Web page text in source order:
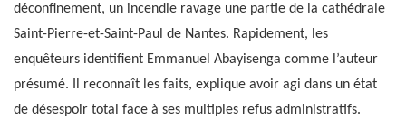
déconfinement, un incendie ravage une partie de la cathédrale
Saint-Pierre-et-Saint-Paul de Nantes. Rapidement, les
enquêteurs identifient Emmanuel Abayisenga comme l’auteur
présumé. Il reconnaît les faits, explique avoir agi dans un état
de désespoir total face à ses multiples refus administratifs.